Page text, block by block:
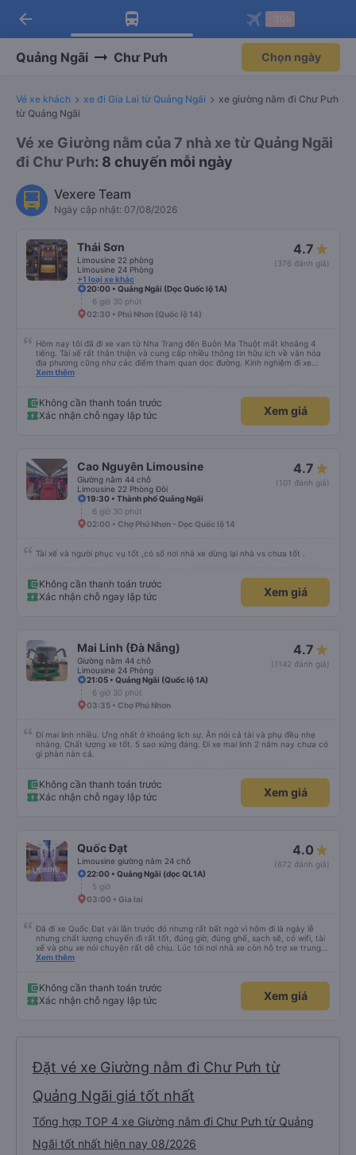
Tải app Vexere ngay!
Nhận ưu đãi thành viên độc
Mở app
Tải app Vexere
-30k/ghế khi đặt vé máy bay qua
Mở app
arrow_back
Quảng Ngãi Chư Pưh Chọn ngày
Vé xe khách xe đi Gia Lai từ Quảng Ngãi
xe giường nằm đi Chư Pưh
từ Quảng Ngãi
Vé xe Giường nằm của 7 nhà xe từ Quảng Ngãi
đi Chư Pưh: 8 chuyến mỗi ngày
Vexere Team
Ngày cập nhật: 07/08/2026
Thái Sơn
Limousine 22 phòng
Limousine 24 Phòng
+1 loại xe khác
4.7
(376 đánh giá)
20:00 • Quảng Ngãi (Dọc Quốc lộ 1A)
6 giờ 30 phút
02:30 • Phú Nhơn (Quốc lộ 14)
Hôm nay tôi đã đi xe van từ Nha Trang đến Buôn Ma Thuột mất khoảng 4
tiếng. Tài xế rất thân thiện và cung cấp nhiều thông tin hữu ích về văn hóa
địa phương cũng như các điểm tham quan dọc đường. Kinh nghiệm đi xe
buýt ở nhiều vùng khác nhau trên khắp Việt Nam trước đây của chúng tôi
gặp. Chúng tôi rất khuyến khích sử dụng dịch vụ vận chuyển của Thai Son.
Xem thêm
Không cần thanh toán trước
Xác nhận chỗ ngay lập tức
Xem giá
Cao Nguyên Limousine
Giường nằm 44 chỗ
Limousine 22 Phòng Đôi
4.7
(101 đánh giá)
19:30 • Thành phố Quảng Ngãi
6 giờ 30 phút
02:00 • Chợ Phú Nhơn - Dọc Quốc lộ 14
Tài xế và người phục vụ tốt ,có số nơi nhà xe dừng lại nhà vs chưa tốt .
Không cần thanh toán trước
Xác nhận chỗ ngay lập tức
Xem giá
Mai Linh (Đà Nẵng)
Giường nằm 44 chỗ
Limousine 24 Phòng
4.7
(1142 đánh giá)
21:05 • Quảng Ngãi (Quốc lộ 1A)
6 giờ 30 phút
03:35 • Chợ Phú Nhơn
Đi mai linh nhiều. Ưng nhất ở khoảng lịch sự. Ăn nói cả tài và phụ đều nhẹ
nhàng. Chất lượng xe tốt. 5 sao xứng đáng. Đi xe mai linh 2 năm nay chưa có
gì phàn nàn cả.
Không cần thanh toán trước
Xác nhận chỗ ngay lập tức
Xem giá
Quốc Đạt
Limousine giường nằm 24 chỗ
4.0
(672 đánh giá)
22:00 • Quảng Ngãi (dọc QL1A)
5 giờ
03:00 • Gia lai
Đã đi xe Quốc Đạt vài lần trước đó nhưng rất bất ngờ vì hôm đi là ngày lễ
nhưng chất lượng chuyến đi rất tốt, đúng giờ, đúng ghế, sạch sẽ, có wifi, tài
xế và phụ xe nói chuyện rất dễ chịu. Lúc tới nơi nhà xe còn hỗ trợ xe trung
chuyển tới tận nhà. 10đ cho nhà xe, hy vọng nhà xe duy trì được chất lượng
Xem thêm
Không cần thanh toán trước
Xác nhận chỗ ngay lập tức
Xem giá
Đặt vé xe Giường nằm đi Chư Pưh từ
Quảng Ngãi giá tốt nhất
Tổng hợp TOP 4 xe Giường nằm đi Chư Pưh từ Quảng
Ngãi tốt nhất hiện nay 08/2026